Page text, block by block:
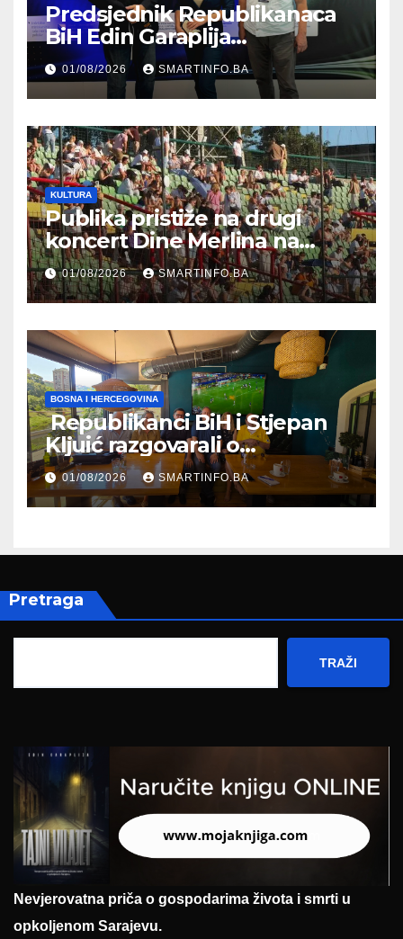
Predsjednik Republikanaca
BiH Edin Garaplija
prisustvovao prezentaciji
Federalnog sajma
zapošljavanja
01/08/2026 SMARTINFO.BA
KULTURA
Publika pristiže na drugi
koncert Dine Merlina na
Koševu
01/08/2026 SMARTINFO.BA
BOSNA I HERCEGOVINA
Republikanci BiH i Stjepan
Kljuić razgovarali o
evropskom putu Bosne i
Hercegovine
01/08/2026 SMARTINFO.BA
Pretraga
TRAŽI
Nevjerovatna priča o gospodarima života i smrti u
opkoljenom Sarajevu.